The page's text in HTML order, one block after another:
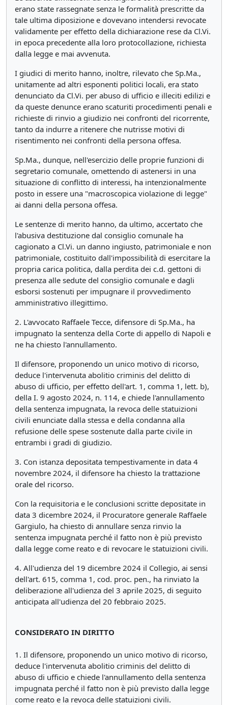
erano state rassegnate senza le formalità prescritte da
tale ultima diposizione e dovevano intendersi revocate
validamente per effetto della dichiarazione rese da Cl.Vi.
in epoca precedente alla loro protocollazione, richiesta
dalla legge e mai avvenuta.
I giudici di merito hanno, inoltre, rilevato che Sp.Ma.,
unitamente ad altri esponenti politici locali, era stato
denunciato da Cl.Vi. per abuso di ufficio e illeciti edilizi e
da queste denunce erano scaturiti procedimenti penali e
richieste di rinvio a giudizio nei confronti del ricorrente,
tanto da indurre a ritenere che nutrisse motivi di
risentimento nei confronti della persona offesa.
Sp.Ma., dunque, nell'esercizio delle proprie funzioni di
segretario comunale, omettendo di astenersi in una
situazione di conflitto di interessi, ha intenzionalmente
posto in essere una "macroscopica violazione di legge"
ai danni della persona offesa.
Le sentenze di merito hanno, da ultimo, accertato che
l'abusiva destituzione dal consiglio comunale ha
cagionato a Cl.Vi. un danno ingiusto, patrimoniale e non
patrimoniale, costituito dall'impossibilità di esercitare la
propria carica politica, dalla perdita dei c.d. gettoni di
presenza alle sedute del consiglio comunale e dagli
esborsi sostenuti per impugnare il provvedimento
amministrativo illegittimo.
2. L'avvocato Raffaele Tecce, difensore di Sp.Ma., ha
impugnato la sentenza della Corte di appello di Napoli e
ne ha chiesto l'annullamento.
Il difensore, proponendo un unico motivo di ricorso,
deduce l'intervenuta abolitio criminis del delitto di
abuso di ufficio, per effetto dell'art. 1, comma 1, lett. b),
della I. 9 agosto 2024, n. 114, e chiede l'annullamento
della sentenza impugnata, la revoca delle statuizioni
civili enunciate dalla stessa e della condanna alla
refusione delle spese sostenute dalla parte civile in
entrambi i gradi di giudizio.
3. Con istanza depositata tempestivamente in data 4
novembre 2024, il difensore ha chiesto la trattazione
orale del ricorso.
Con la requisitoria e le conclusioni scritte depositate in
data 3 dicembre 2024, il Procuratore generale Raffaele
Gargiulo, ha chiesto di annullare senza rinvio la
sentenza impugnata perché il fatto non è più previsto
dalla legge come reato e di revocare le statuizioni civili.
4. All'udienza del 19 dicembre 2024 il Collegio, ai sensi
dell'art. 615, comma 1, cod. proc. pen., ha rinviato la
deliberazione all'udienza del 3 aprile 2025, di seguito
anticipata all'udienza del 20 febbraio 2025.
CONSIDERATO IN DIRITTO
1. Il difensore, proponendo un unico motivo di ricorso,
deduce l'intervenuta abolitio criminis del delitto di
abuso di ufficio e chiede l'annullamento della sentenza
impugnata perché il fatto non è più previsto dalla legge
come reato e la revoca delle statuizioni civili.